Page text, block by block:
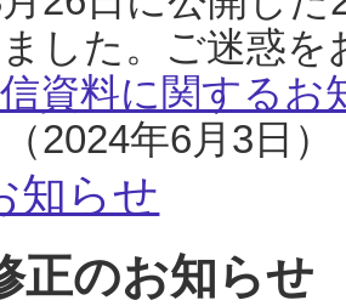
した。ご迷惑
資料に関するお
2024年6月3日）
知らせ
正のお知らせ